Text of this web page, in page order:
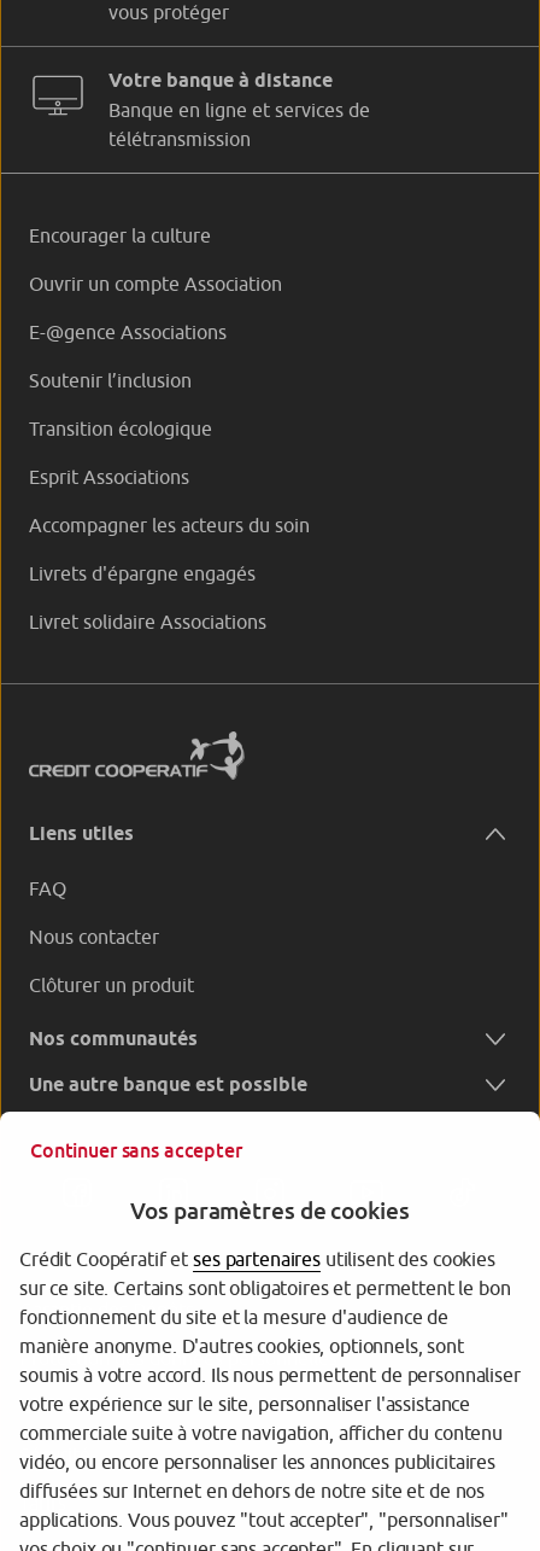
vous protéger
Votre banque à distance
Banque en ligne et services de
télétransmission
Encourager la culture
Ouvrir un compte Association
E-@gence Associations
Soutenir l’inclusion
Transition écologique
Esprit Associations
Accompagner les acteurs du soin
Livrets d'épargne engagés
Livret solidaire Associations
Liens utiles
FAQ
Nous contacter
Clôturer un produit
Nos communautés
Une autre banque est possible
Garantie des Dépôts
Protection des données personnelles
Gestion des cookies
Sécurité
Tarifs
Continuer sans accepter
Vos paramètres de cookies
Crédit Coopératif etses partenairesutilisent des cookies
sur ce site. Certains sont obligatoires et permettent le bon
fonctionnement du site et la mesure d'audience de
manière anonyme. D'autres cookies, optionnels, sont
soumis à votre accord. Ils nous permettent de personnaliser
votre expérience sur le site, personnaliser l'assistance
commerciale suite à votre navigation, afficher du contenu
vidéo, ou encore personnaliser les annonces publicitaires
diffusées sur Internet en dehors de notre site et de nos
applications. Vous pouvez "tout accepter", "personnaliser"